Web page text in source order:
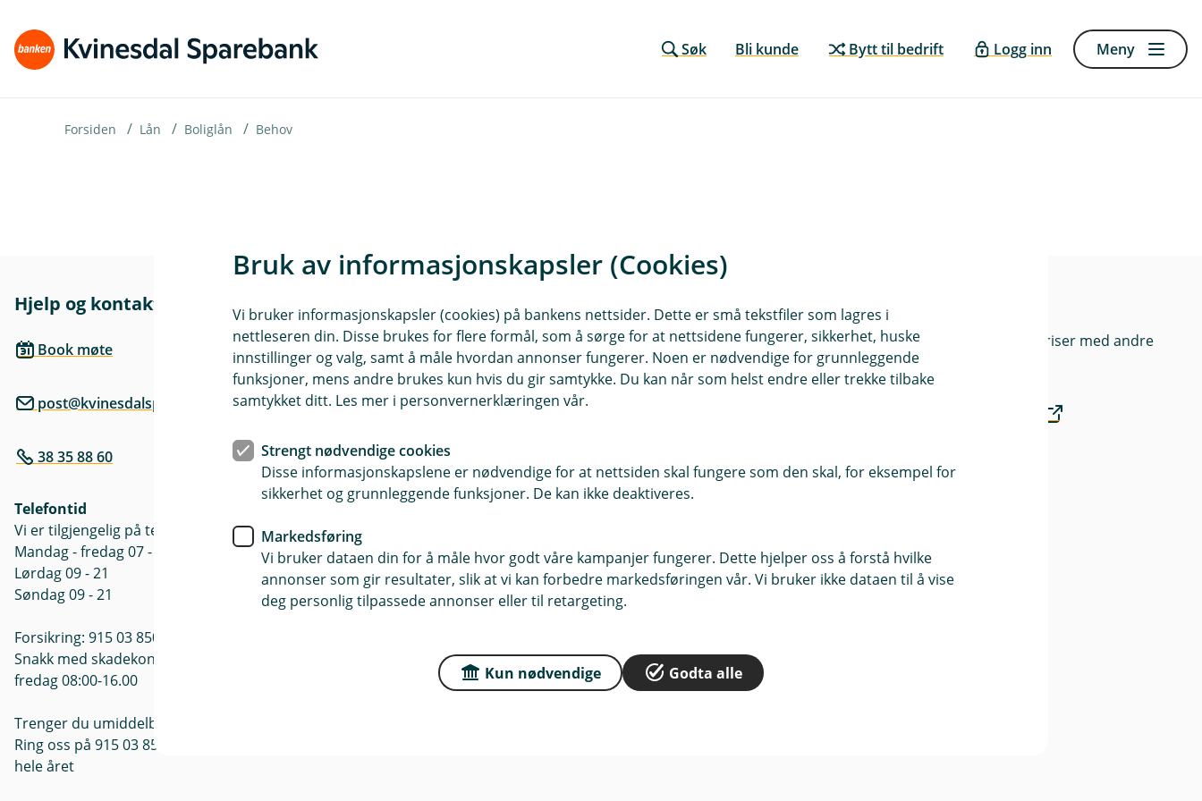
Søk Bli kunde Bytt til bedrift Logg inn Meny
Dine samtykker
Forsiden Lån Boliglån Behov
Hjelp og kontakt
Book møte
post@kvinesdalsparebank.no
38 35 88 60
Telefontid
Vi er tilgjengelig på telefon:
Mandag - fredag 07 - 21
Lørdag 09 - 21
Søndag 09 - 21
Forsikring: 915 03 850
Snakk med skadekonsulent: mandag til
fredag 08:00-16.00
Trenger du umiddelbar hjelp?
Ring oss på 915 03 850 døgnet rundt,
hele året
Her finner du oss
Besøksadresse
Nesgata 7A, 4480 Kvinesdal
Postadresse
Åpningstider
Mandag - Onsdag: 10:00 - 15:30 Torsdag:
Lørdag - Søndag: stengt
Om Kvinesdal Sparebank
Org.nr: 937894805
Sammenlign våre priser med andre
selskaper på
Våre priser
Bruk av informasjonskapsler (Cookies)
Vi bruker informasjonskapsler (cookies) på bankens nettsider. Dette er små tekstfiler som lagres i
nettleseren din. Disse brukes for flere formål, som å sørge for at nettsidene fungerer, sikkerhet, huske
innstillinger og valg, samt å måle hvordan annonser fungerer. Noen er nødvendige for grunnleggende
funksjoner, mens andre brukes kun hvis du gir samtykke. Du kan når som helst endre eller trekke tilbake
samtykket ditt. Les mer i personvernerklæringen vår.
Strengt nødvendige cookies
Disse informasjonskapslene er nødvendige for at nettsiden skal fungere som den skal, for eksempel for
sikkerhet og grunnleggende funksjoner. De kan ikke deaktiveres.
Markedsføring
Vi bruker dataen din for å måle hvor godt våre kampanjer fungerer. Dette hjelper oss å forstå hvilke
annonser som gir resultater, slik at vi kan forbedre markedsføringen vår. Vi bruker ikke dataen til å vise
deg personlig tilpassede annonser eller til retargeting.
Kun nødvendige Godta alle